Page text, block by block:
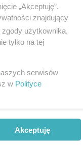
„Akceptuję”.
znajdujący
użytkownika,
tylko na tej
serwisów
w Polityce
Akceptuję